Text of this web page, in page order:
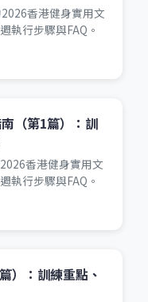
香港健身實用文
執行步驟與FAQ。
（第1篇）：訓
香港健身實用文
執行步驟與FAQ。
）：訓練重點、